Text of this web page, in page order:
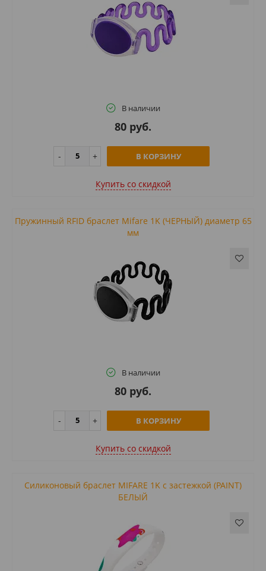
В наличии
80 руб.
В КОРЗИНУ
Купить cо скидкой
Пружинный RFID браслет Mifare 1K (ЧЕРНЫЙ) диаметр 65
мм
В наличии
80 руб.
В КОРЗИНУ
Купить cо скидкой
Силиконовый браслет MIFARE 1K с застежкой (PAINT)
БЕЛЫЙ